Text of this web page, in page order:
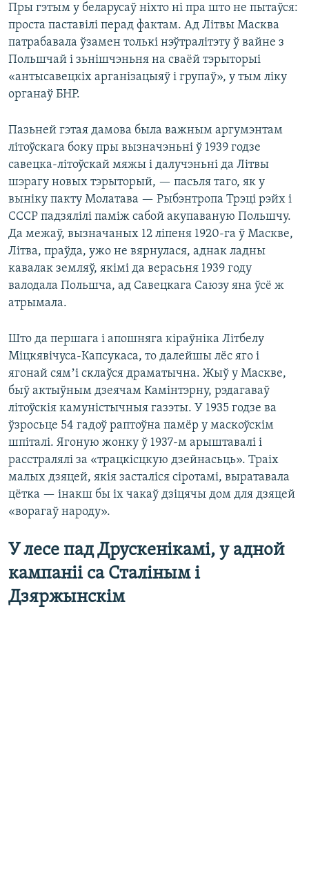
Пры гэтым у беларусаў ніхто ні пра што не пытаўся:
проста паставілі перад фактам. Ад Літвы Масква
патрабавала ўзамен толькі нэўтралітэту ў вайне з
Польшчай і зьнішчэньня на сваёй тэрыторыі
«антысавецкіх арганізацыяў і групаў», у тым ліку
органаў БНР.
Пазьней гэтая дамова была важным аргумэнтам
літоўскага боку пры вызначэньні ў 1939 годзе
савецка-літоўскай мяжы і далучэньні да Літвы
шэрагу новых тэрыторый, — пасьля таго, як у
выніку пакту Молатава — Рыбэнтропа Трэці рэйх і
СССР падзялілі паміж сабой акупаваную Польшчу.
Да межаў, вызначаных 12 ліпеня 1920-га ў Маскве,
Літва, праўда, ужо не вярнулася, аднак ладны
кавалак земляў, якімі да верасьня 1939 году
валодала Польшча, ад Савецкага Саюзу яна ўсё ж
атрымала.
Што да першага і апошняга кіраўніка Літбелу
Міцкявічуса-Капсукаса, то далейшы лёс яго і
ягонай сямʼі склаўся драматычна. Жыў у Маскве,
быў актыўным дзеячам Камінтэрну, рэдагаваў
літоўскія камуністычныя газэты. У 1935 годзе ва
ўзросьце 54 гадоў раптоўна памёр у маскоўскім
шпіталі. Ягоную жонку ў 1937-м арыштавалі і
расстралялі за «трацкісцкую дзейнасьць». Траіх
малых дзяцей, якія засталіся сіротамі, выратавала
цётка — інакш бы іх чакаў дзіцячы дом для дзяцей
«ворагаў народу».
У лесе пад Друскенікамі, у адной
кампаніі са Сталіным і
Дзяржынскім